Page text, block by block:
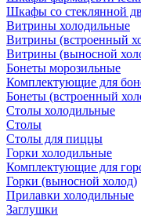
Шкафы со стеклянной
Витрины холодильные
Витрины (встроенный
Витрины (выносной
Бонеты морозильные
Комплектующие для
Бонеты (встроенный
Столы холодильные
Столы
Столы для пиццы
Горки холодильные
Комплектующие для
Горки (выносной холод)
Прилавки холодильные
Заглушки